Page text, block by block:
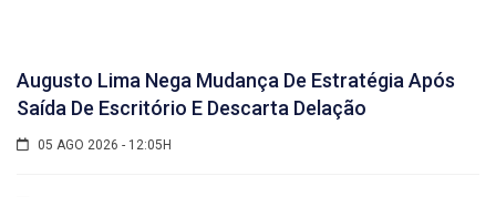
Augusto Lima Nega Mudança De Estratégia Após
Saída De Escritório E Descarta Delação
05 AGO 2026 - 12:05H